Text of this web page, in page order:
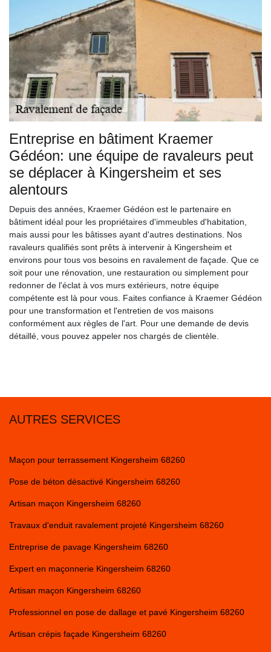
Entreprise en bâtiment Kraemer
Gédéon: une équipe de ravaleurs peut
se déplacer à Kingersheim et ses
alentours
Depuis des années, Kraemer Gédéon est le partenaire en
bâtiment idéal pour les propriétaires d'immeubles d'habitation,
mais aussi pour les bâtisses ayant d'autres destinations. Nos
ravaleurs qualifiés sont prêts à intervenir à Kingersheim et
environs pour tous vos besoins en ravalement de façade. Que ce
soit pour une rénovation, une restauration ou simplement pour
redonner de l'éclat à vos murs extérieurs, notre équipe
compétente est là pour vous. Faites confiance à Kraemer Gédéon
pour une transformation et l'entretien de vos maisons
conformément aux règles de l'art. Pour une demande de devis
détaillé, vous pouvez appeler nos chargés de clientèle.
AUTRES SERVICES
Maçon pour terrassement Kingersheim 68260
Pose de béton désactivé Kingersheim 68260
Artisan maçon Kingersheim 68260
Travaux d'enduit ravalement projeté Kingersheim 68260
Entreprise de pavage Kingersheim 68260
Expert en maçonnerie Kingersheim 68260
Artisan maçon Kingersheim 68260
Professionnel en pose de dallage et pavé Kingersheim 68260
Artisan crépis façade Kingersheim 68260